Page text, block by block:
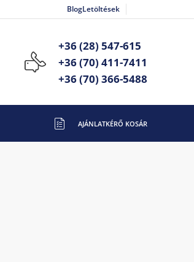
BlogLetöltések
+36 (28) 547-615
+36 (70) 411-7411
+36 (70) 366-5488